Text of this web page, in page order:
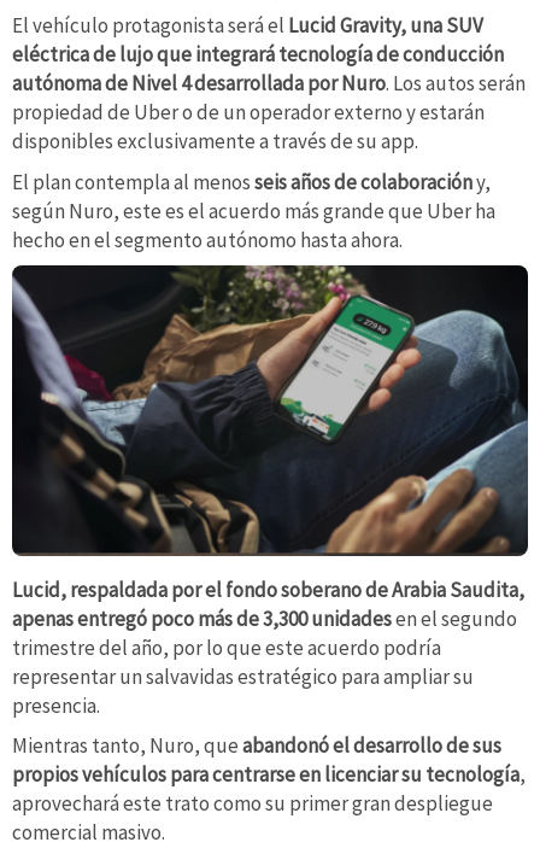
El vehículo protagonista será el Lucid Gravity, una SUV
eléctrica de lujo que integrará tecnología de conducción
autónoma de Nivel 4 desarrollada por Nuro. Los autos serán
propiedad de Uber o de un operador externo y estarán
disponibles exclusivamente a través de su app.
El plan contempla al menosseis años de colaboracióny,
según Nuro, este es el acuerdo más grande que Uber ha
hecho en el segmento autónomo hasta ahora.
Lucid, respaldada por el fondo soberano de Arabia Saudita,
apenas entregó poco más de 3,300 unidadesen el segundo
trimestre del año, por lo que este acuerdo podría
representar un salvavidas estratégico para ampliar su
presencia.
Mientras tanto, Nuro, queabandonó el desarrollo de sus
propios vehículos para centrarse en licenciar su tecnología,
aprovechará este trato como su primer gran despliegue
comercial masivo.